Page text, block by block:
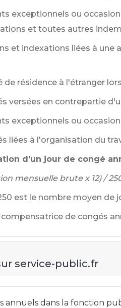
exceptionnels ou
et toutes autres
et indexations liées à
de résidence à l'étranger
versées en contrepartie
exceptionnels ou
liées à l'organisation du
d’un jour de congé
mensuelle brute x 12) /
est le nombre moyen de
de congés
service-public.fr
annuels dans la fonction